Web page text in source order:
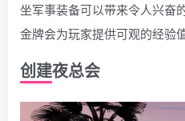
坐军事装备可以带来令人兴奋
金牌会为玩家提供可观的经验
创建夜总会